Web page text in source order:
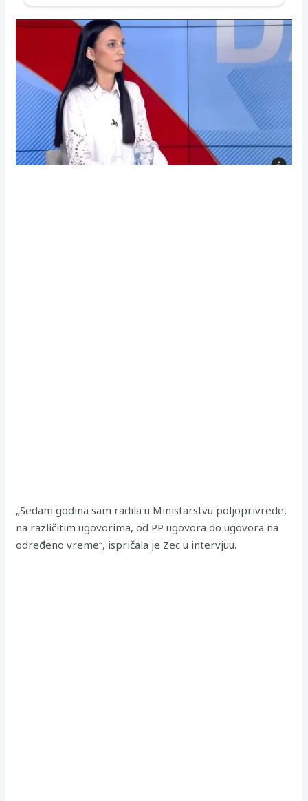
„Sedam godina sam radila u Ministarstvu poljoprivrede,
na različitim ugovorima, od PP ugovora do ugovora na
određeno vreme“, ispričala je Zec u intervjuu.